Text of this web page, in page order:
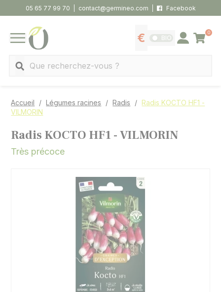
05 65 77 99 70 contact@germineo.com Facebook
MENU
Afficher les tarifs
BIO Se connecter
0
Panier
Accueil Légumes racines Radis
Radis KOCTO HF1 -
VILMORIN
Radis KOCTO HF1 - VILMORIN
Très précoce
Panneau de gestion des cookies